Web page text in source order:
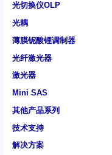
光切换仪OLP
光耦
薄膜铌酸锂调制器
光纤激光器
激光器
Mini SAS
其他产品系列
技术支持
解决方案